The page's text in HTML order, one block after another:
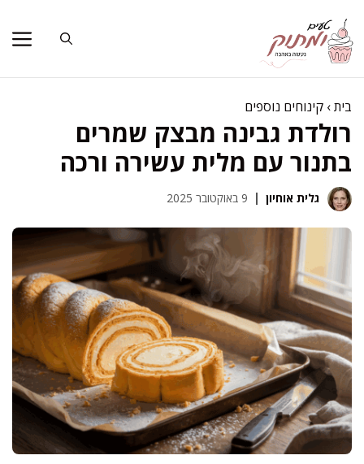
לתוכן
בית› קינוחים נוספים
רולדת גבינה מבצק שמרים
בתנור עם מלית עשירה ורכה
גלית אוחיון 9 באוקטובר 2025